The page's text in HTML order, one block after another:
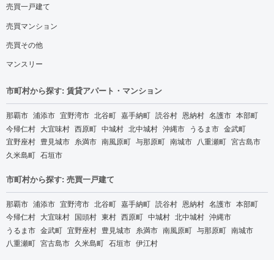
売買一戸建て
売買マンション
売買その他
マンスリー
市町村から探す: 賃貸アパート・マンション
那覇市 浦添市 宜野湾市 北谷町 嘉手納町 読谷村 恩納村 名護市 本部町
今帰仁村 大宜味村 西原町 中城村 北中城村 沖縄市 うるま市 金武町
宜野座村 豊見城市 糸満市 南風原町 与那原町 南城市 八重瀬町 宮古島市
久米島町 石垣市
市町村から探す: 売買一戸建て
那覇市 浦添市 宜野湾市 北谷町 嘉手納町 読谷村 恩納村 名護市 本部町
今帰仁村 大宜味村 国頭村 東村 西原町 中城村 北中城村 沖縄市
うるま市 金武町 宜野座村 豊見城市 糸満市 南風原町 与那原町 南城市
八重瀬町 宮古島市 久米島町 石垣市 伊江村